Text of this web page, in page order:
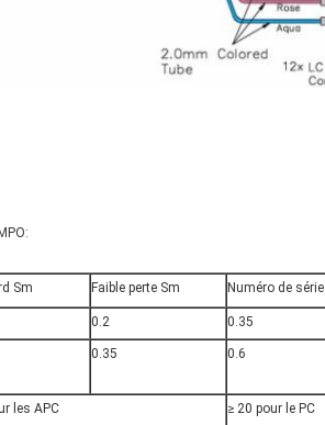
Sm Faible perte Sm Numéro de série
0.2 0.35
0.35 0.6
les APC
≥ 20 pour le PC